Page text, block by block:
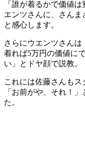
「誰が着るかで価値
エンツさんに、さんま
と感心します。
さらにウエンツさん
着れば5万円の価値に
い」とドヤ顔で説教。
これには佐藤さんも
「お前がや、それ！
た。